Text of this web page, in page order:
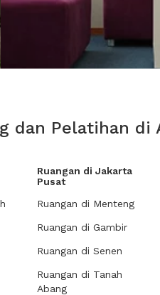
dan Pelatihan di
Ruangan di Jakarta
Pusat
Ruangan di Menteng
Ruangan di Gambir
Ruangan di Senen
Ruangan di Tanah
Abang